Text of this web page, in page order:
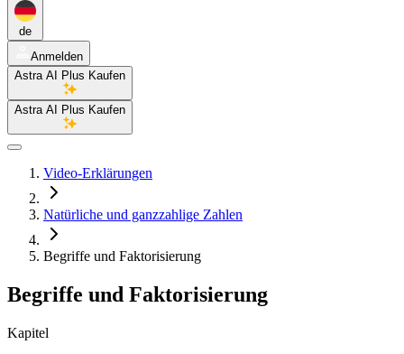
de
Anmelden
Astra AI Plus Kaufen
Astra AI Plus Kaufen
Video-Erklärungen
Natürliche und ganzzahlige Zahlen
Begriffe und Faktorisierung
Begriffe und Faktorisierung
Kapitel